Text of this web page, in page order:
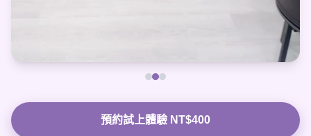
預約試上體驗 NT$400